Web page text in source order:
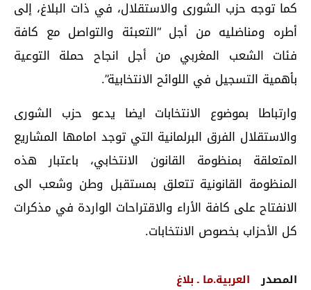
كما توجه حزب الشورى والاستقلال، في ذات البلاغ، إلى
أطره ومناضليه من أجل “التعبئة والتواصل مع كافة
فئات الشعب المغربي من أجل انجاح حملة التوعية
بأهمية التسجيل في اللوائح الانتخابية”.
وارتباطا بموضوع الانتخابات ايضا يدعو حزب الشورى
والاستقلال الفرق البرلمانية التي توجد امامها المشاريع
المتعلقة بمنظومة القانون الانتخابي، باعتبار هذه
المنظومة القانونية تتعلق بمستقبل وطن وشعب الى
الانفتاح على كافة الأراء والاقتراحات الواردة في مذكرات
كل الأحزاب بخصوص الانتخابات.
المصدر العربية.ما ـ بلاغ